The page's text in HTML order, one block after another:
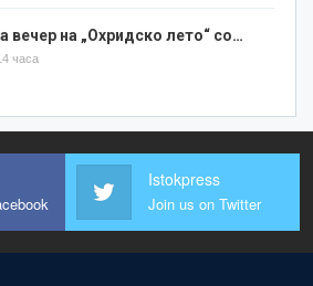
вечер на „Охридско лето“ со…
часа
Istokpress
Join us on Twitter